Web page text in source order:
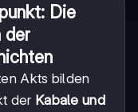
Die
der
Akts bilden
der Kabale und